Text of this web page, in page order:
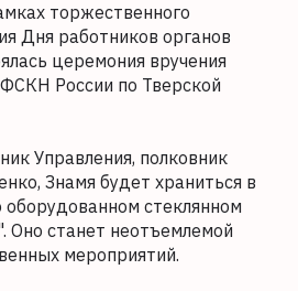
торжественного
Дня работников органов
церемония вручения
России по Тверской
Управления, полковник
Знамя будет храниться в
стеклянном
Оно станет неотъемлемой
мероприятий.